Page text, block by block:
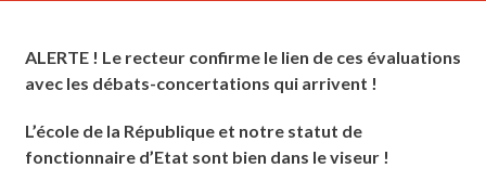
ALERTE ! Le recteur confirme le lien de ces évaluations
avec les débats-concertations qui arrivent !
L’école de la République et notre statut de
fonctionnaire d’Etat sont bien dans le viseur !